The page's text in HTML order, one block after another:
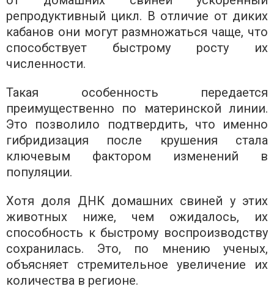
репродуктивный цикл. В отличие от диких
кабанов они могут размножаться чаще, что
способствует быстрому росту их
численности.
Такая особенность передается
преимущественно по материнской линии.
Это позволило подтвердить, что именно
гибридизация после крушения стала
ключевым фактором изменений в
популяции.
Хотя доля ДНК домашних свиней у этих
животных ниже, чем ожидалось, их
способность к быстрому воспроизводству
сохранилась. Это, по мнению ученых,
объясняет стремительное увеличение их
количества в регионе.